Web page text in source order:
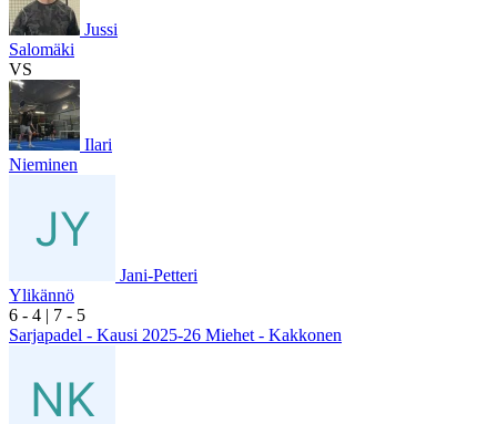
Jussi
Salomäki
VS
Ilari
Nieminen
Jani-Petteri
Ylikännö
6 - 4 | 7 - 5
Sarjapadel - Kausi 2025-26 Miehet - Kakkonen